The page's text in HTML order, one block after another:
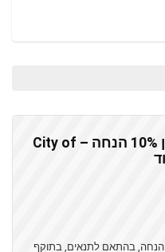
קופון 10% הנחה – City of
קוד קופון City of David עיר דוד עם 10% הנחה, בהתאם לתנאים, בתוקף